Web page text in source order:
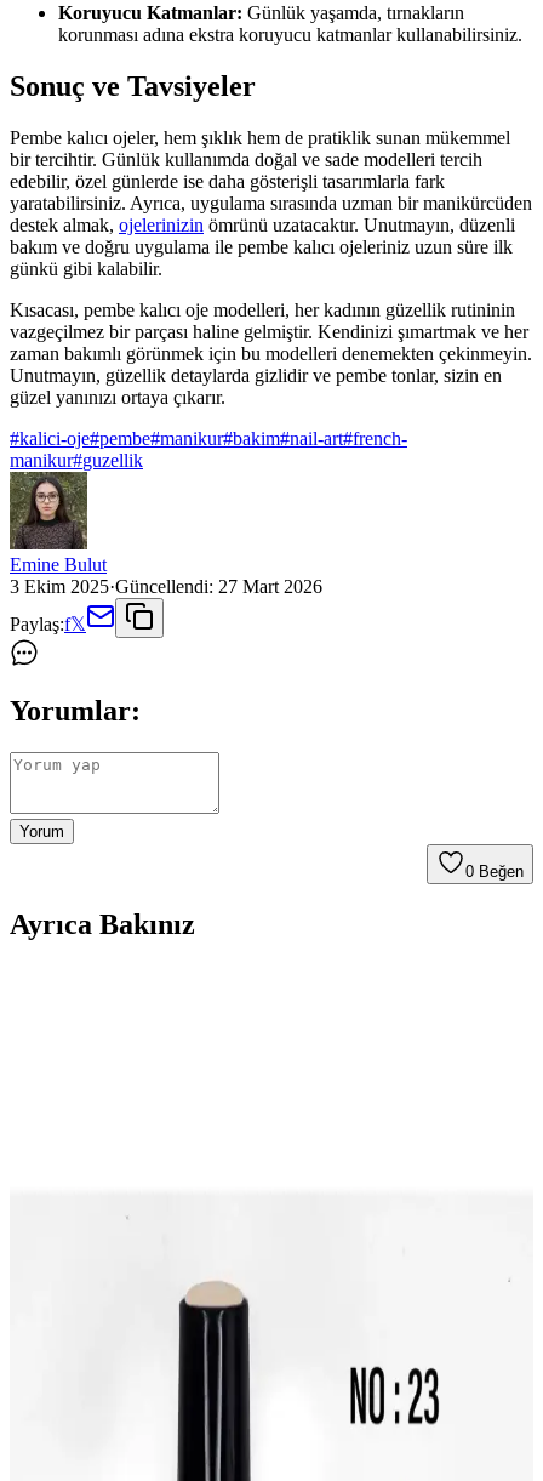
Koruyucu Katmanlar: Günlük yaşamda, tırnakların
korunması adına ekstra koruyucu katmanlar kullanabilirsiniz.
Sonuç ve Tavsiyeler
Pembe kalıcı ojeler, hem şıklık hem de pratiklik sunan mükemmel
bir tercihtir. Günlük kullanımda doğal ve sade modelleri tercih
edebilir, özel günlerde ise daha gösterişli tasarımlarla fark
yaratabilirsiniz. Ayrıca, uygulama sırasında uzman bir manikürcüden
destek almak, ojelerinizin ömrünü uzatacaktır. Unutmayın, düzenli
bakım ve doğru uygulama ile pembe kalıcı ojeleriniz uzun süre ilk
günkü gibi kalabilir.
Kısacası, pembe kalıcı oje modelleri, her kadının güzellik rutininin
vazgeçilmez bir parçası haline gelmiştir. Kendinizi şımartmak ve her
zaman bakımlı görünmek için bu modelleri denemekten çekinmeyin.
Unutmayın, güzellik detaylarda gizlidir ve pembe tonlar, sizin en
güzel yanınızı ortaya çıkarır.
#kalici-oje#pembe#manikur#bakim#nail-art#french-
manikur#guzellik
Emine Bulut
3 Ekim 2025·Güncellendi: 27 Mart 2026
Paylaş:f𝕏
Yorumlar:
Yorum
0 Beğen
Ayrıca Bakınız
Yüzey hazırlığı, güvenli kullanım ve bakım talimatları ile uzun
ömürlü performans sunar.
MOZIUR Kalıcı UV Led Oje H170 Koyu Kırmızı
10ml Uzun Süre Dayanıklı Tırnak Bakım Ürünü
MOZIUR Kalıcı Oje UV Led H170, uzun ömürlü ve parlak kırmızı
tonuyla tırnaklarda şıklık ve dayanıklılık sağlar, kolay uygulama ve
yüksek memnuniyet sunar.